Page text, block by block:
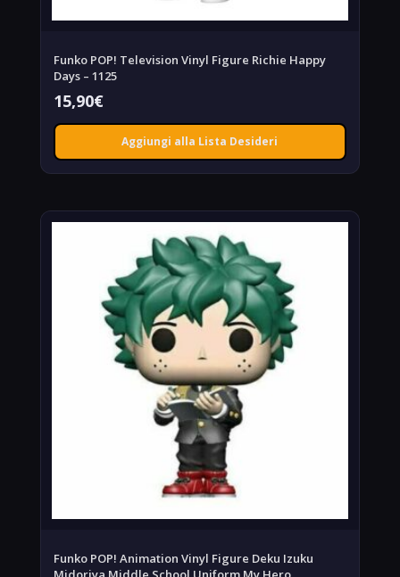
Funko POP! Television Vinyl Figure Richie Happy
Days – 1125
15,90€
Aggiungi alla Lista Desideri
Funko POP! Animation Vinyl Figure Deku Izuku